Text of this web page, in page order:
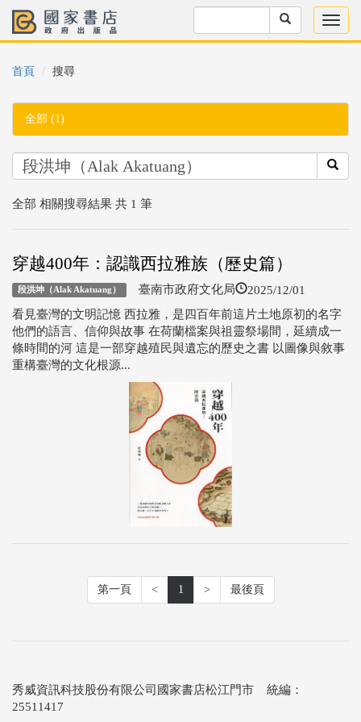
首頁 搜尋
全部 (1)
全部 相關搜尋結果 共 1 筆
穿越400年：認識西拉雅族（歷史篇）
段洪坤（Alak Akatuang） 臺南市政府文化局 2025/12/01
看見臺灣的文明記憶 西拉雅，是四百年前這片土地原初的名字
他們的語言、信仰與故事 在荷蘭檔案與祖靈祭場間，延續成一
條時間的河 這是一部穿越殖民與遺忘的歷史之書 以圖像與敘事
重構臺灣的文化根源...
第一頁 < 1 > 最後頁
秀威資訊科技股份有限公司國家書店松江門市 統編：
25511417